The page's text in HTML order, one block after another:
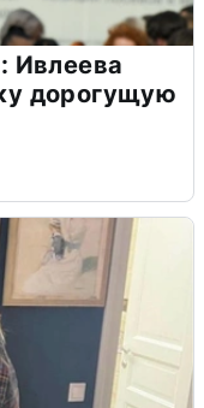
Ивлеева
дорогущую